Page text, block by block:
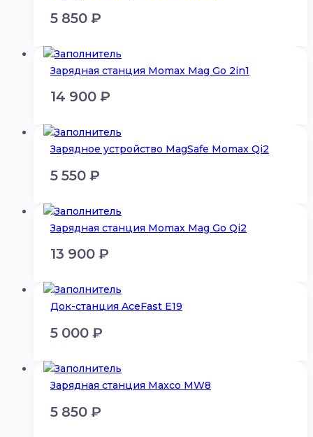
5 850 ₽
Зарядная станция Momax Mag Go 2in1
14 900 ₽
Зарядное устройство MagSafe Momax Qi2
5 550 ₽
Зарядная станция Momax Mag Go Qi2
13 900 ₽
Док-станция AceFast E19
5 000 ₽
Зарядная станция Maxco MW8
5 850 ₽